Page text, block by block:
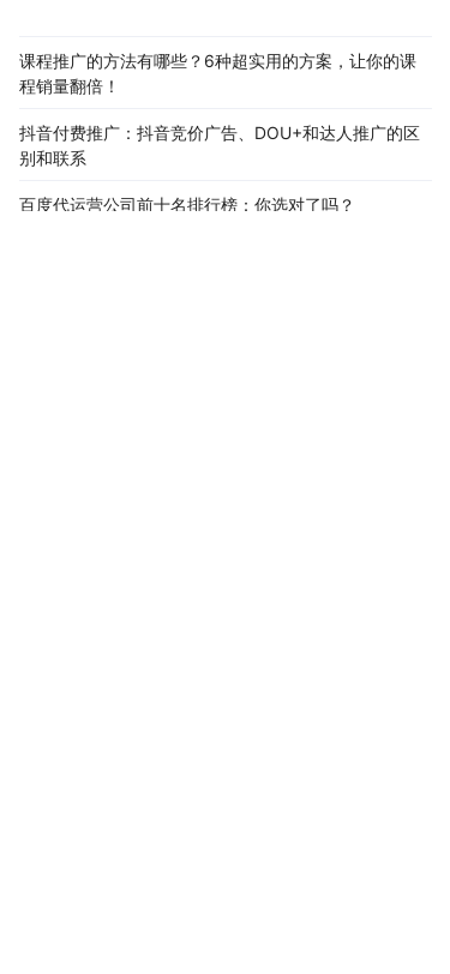
课程推广的方法有哪些？6种超实用的方案，让你的课
程销量翻倍！
抖音付费推广：抖音竞价广告、DOU+和达人推广的区
别和联系
百度代运营公司前十名排行榜：你选对了吗？